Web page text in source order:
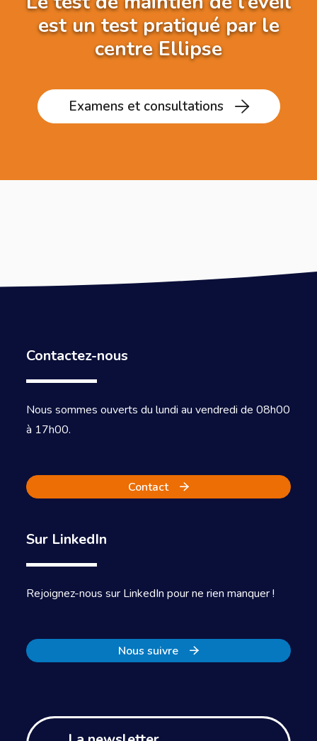
est un test pratiqué par le
centre Ellipse
Examens et consultations
Contactez-nous
Nous sommes ouverts du lundi au vendredi de 08h00
à 17h00.
Contact
Sur LinkedIn
Rejoignez-nous sur LinkedIn pour ne rien manquer !
Nous suivre